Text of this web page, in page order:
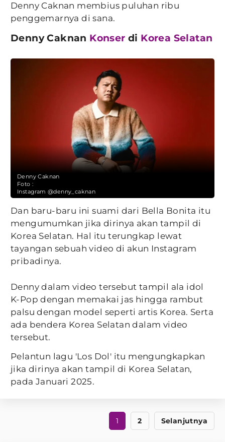
Denny Caknan membius puluhan ribu
penggemarnya di sana.
Denny Caknan Konser di Korea Selatan
Denny Caknan
Foto :
Instagram @denny_caknan
Dan baru-baru ini suami dari Bella Bonita itu
mengumumkan jika dirinya akan tampil di
Korea Selatan. Hal itu terungkap lewat
tayangan sebuah video di akun Instagram
pribadinya.
Denny dalam video tersebut tampil ala idol
K-Pop dengan memakai jas hingga rambut
palsu dengan model seperti artis Korea. Serta
ada bendera Korea Selatan dalam video
tersebut.
Pelantun lagu 'Los Dol' itu mengungkapkan
jika dirinya akan tampil di Korea Selatan,
pada Januari 2025.
1 2 Selanjutnya